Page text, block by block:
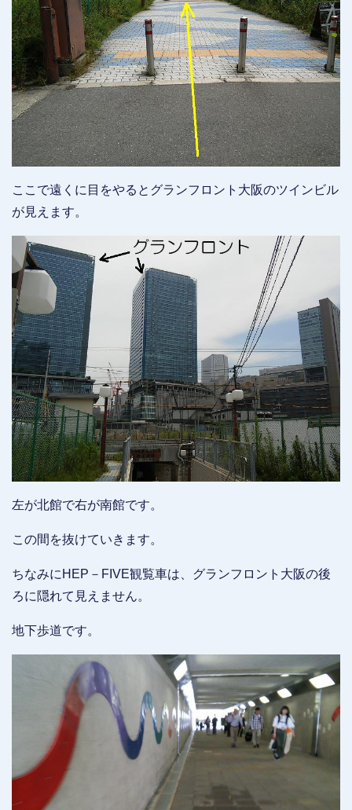
ここで遠くに目をやるとグランフロント大阪のツインビル
が見えます。
左が北館で右が南館です。
この間を抜けていきます。
ちなみにHEP－FIVE観覧車は、グランフロント大阪の後
ろに隠れて見えません。
地下歩道です。